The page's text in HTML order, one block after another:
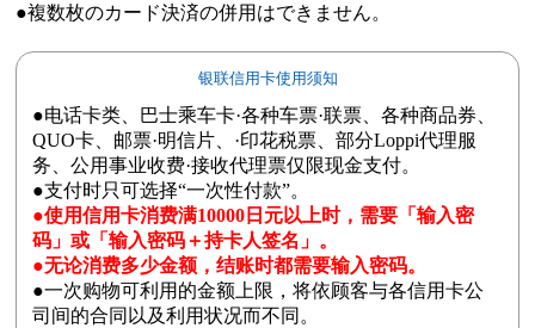
●複数枚のカード決済の併用はできません。
银联信用卡使用须知
●电话卡类、巴士乘车卡·各种车票·联票、各种商品券、
QUO卡、邮票·明信片、·印花税票、部分Loppi代理服
务、公用事业收费·接收代理票仅限现金支付。
●支付时只可选择“一次性付款”。
●使用信用卡消费满10000日元以上时，需要「输入密
码」或「输入密码＋持卡人签名」。
●无论消费多少金额，结账时都需要输入密码。
●一次购物可利用的金额上限，将依顾客与各信用卡公
司间的合同以及利用状况而不同。